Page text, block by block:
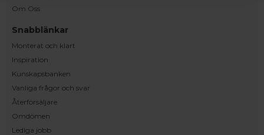
Om Oss
Snabblänkar
Monterat och klart
Inspiration
Kunskapsbanken
Vanliga frågor och svar
Återförsäljare
Omdömen
Lediga jobb